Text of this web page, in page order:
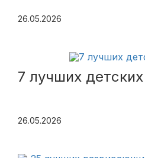
26.05.2026
7 лучших
26.05.2026